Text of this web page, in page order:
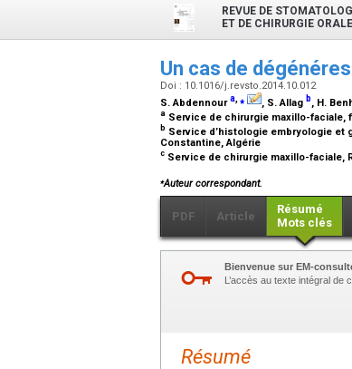
REVUE DE
ET DE CHIRURGIE ORALE
Un cas de
Doi : 10.1016/j.revsto.2014.10.012
S. Abdennoura,⁎ , S. Allag b, H.
a Service de chirurgie maxillo-faciale,
b Service d’histologie embryologie et
Constantine, Algérie
c Service de chirurgie maxillo-faciale,
⁎Auteur correspondant.
PDF Article
Résumé
Mots clés
Bienvenue sur EM-
L’accès au texte intégral de
Résumé